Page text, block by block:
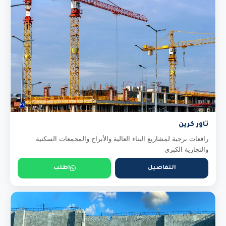
تاور كرين
رافعات برجية لمشاريع البناء العالية والأبراج والمجمعات السكنية
والتجارية الكبرى
التفاصيل اطلب